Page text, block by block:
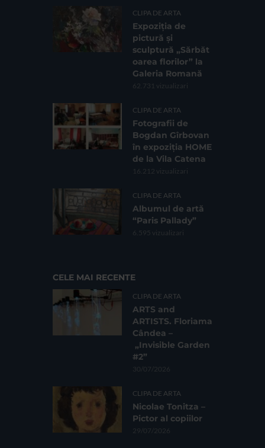
CLIPA DE ARTA
Expoziția de
pictură și
sculptură „Sărbăt
oarea florilor” la
Galeria Romană
62.731 vizualizari
CLIPA DE ARTA
Fotografii de
Bogdan Gîrbovan
în expoziția HOME
de la Vila Catena
16.212 vizualizari
CLIPA DE ARTA
Albumul de artă
“Paris Pallady”
6.595 vizualizari
CELE MAI RECENTE
CLIPA DE ARTA
ARTS and
ARTISTS. Floriama
Cândea –
„Invisible Garden
#2”
30/07/2026
CLIPA DE ARTA
Nicolae Tonitza –
Pictor al copiilor
29/07/2026